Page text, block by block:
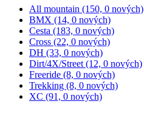
All mountain (150, 0 nových)
BMX (14, 0 nových)
Cesta (183, 0 nových)
Cross (22, 0 nových)
DH (33, 0 nových)
Dirt/4X/Street (12, 0 nových)
Freeride (8, 0 nových)
Trekking (8, 0 nových)
XC (91, 0 nových)